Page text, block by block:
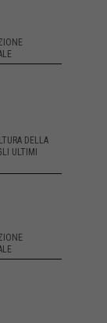
DELLA
ULTIMI